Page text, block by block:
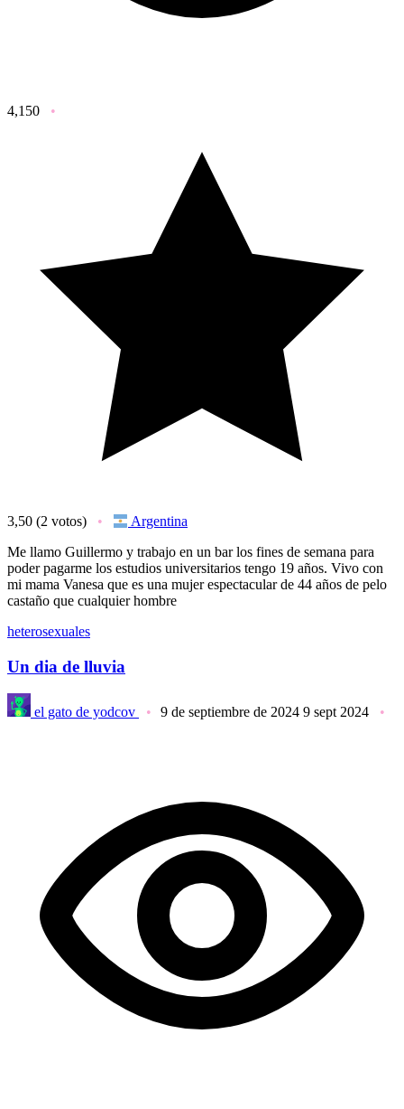
4,150
3,50 (2 votos)
Argentina
Me llamo Guillermo y trabajo en un bar los fines de semana para
poder pagarme los estudios universitarios tengo 19 años. Vivo con
mi mama Vanesa que es una mujer espectacular de 44 años de pelo
castaño que cualquier hombre
heterosexuales
Un dia de lluvia
el gato de yodcov 9 de septiembre de 2024 9 sept 2024